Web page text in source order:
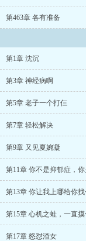
第463章 各有准备
第1章 沈沉
第3章 神经病啊
第5章 老子一个打仨
第7章 轻松解决
第9章 又见夏婉凝
第11章 你不是抑郁症，
第13章 你让我上哪给你找
第15章 心机之蛙，一直摸
第17章 怒怼渣女